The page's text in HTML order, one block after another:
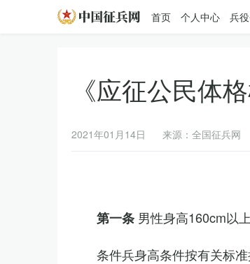
首页 个人中心 兵
《应征公民体
2021年01月14日 来源：全国征兵网
第一条 男性身高160cm以
条件兵身高条件按有关标准